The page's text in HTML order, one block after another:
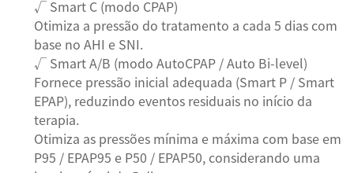
√ Smart C (modo CPAP)
Otimiza a pressão do tratamento a cada 5 dias com
base no AHI e SNI.
√ Smart A/B (modo AutoCPAP / Auto Bi-level)
Fornece pressão inicial adequada (Smart P / Smart
EPAP), reduzindo eventos residuais no início da
terapia.
Otimiza as pressões mínima e máxima com base em
P95 / EPAP95 e P50 / EPAP50, considerando uma